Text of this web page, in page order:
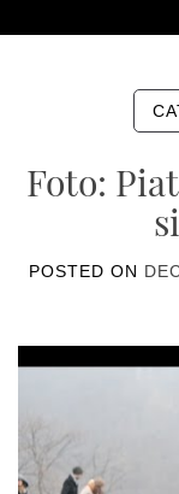
Foto:
POSTED ON